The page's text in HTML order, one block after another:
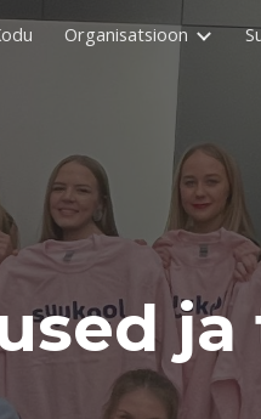
Skip to
Organisatsioon